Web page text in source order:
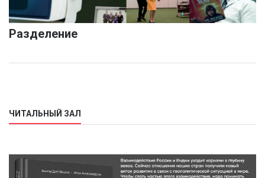
Разделение
ЧИТАЛЬНЫЙ ЗАЛ